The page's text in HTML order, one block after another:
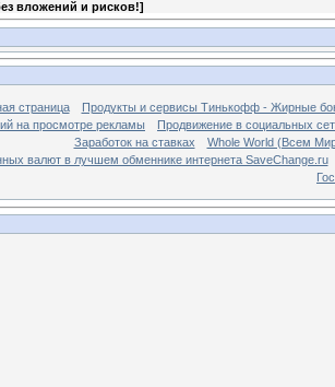
вложений и рисков!]
страница
Продукты и сервисы Тинькофф - Жирные
на просмотре рекламы
Продвижение в социальных
Заработок на ставках
Whole World (Всем
валют в лучшем обменнике интернета SaveChange.ru